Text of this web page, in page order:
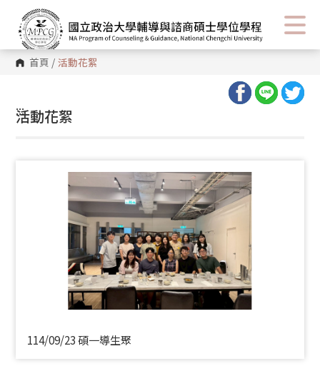
首頁 / 活動花絮
:::
活動花絮
114/09/23 碩一導生聚